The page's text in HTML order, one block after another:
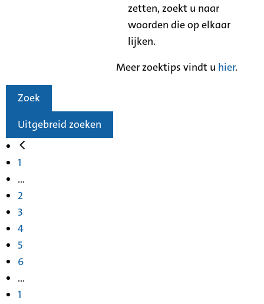
zetten, zoekt u naar
woorden die op elkaar
lijken.
Meer zoektips vindt u hier.
Zoek
Uitgebreid zoeken
1
...
2
3
4
5
6
...
1